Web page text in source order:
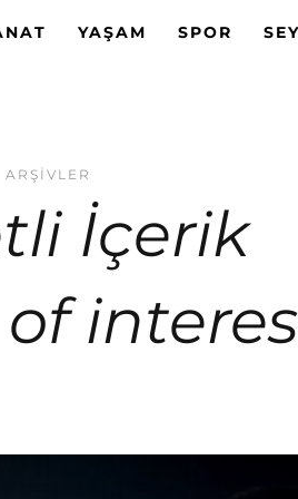
YAŞAM SPOR
ARŞIVLER
İçerik